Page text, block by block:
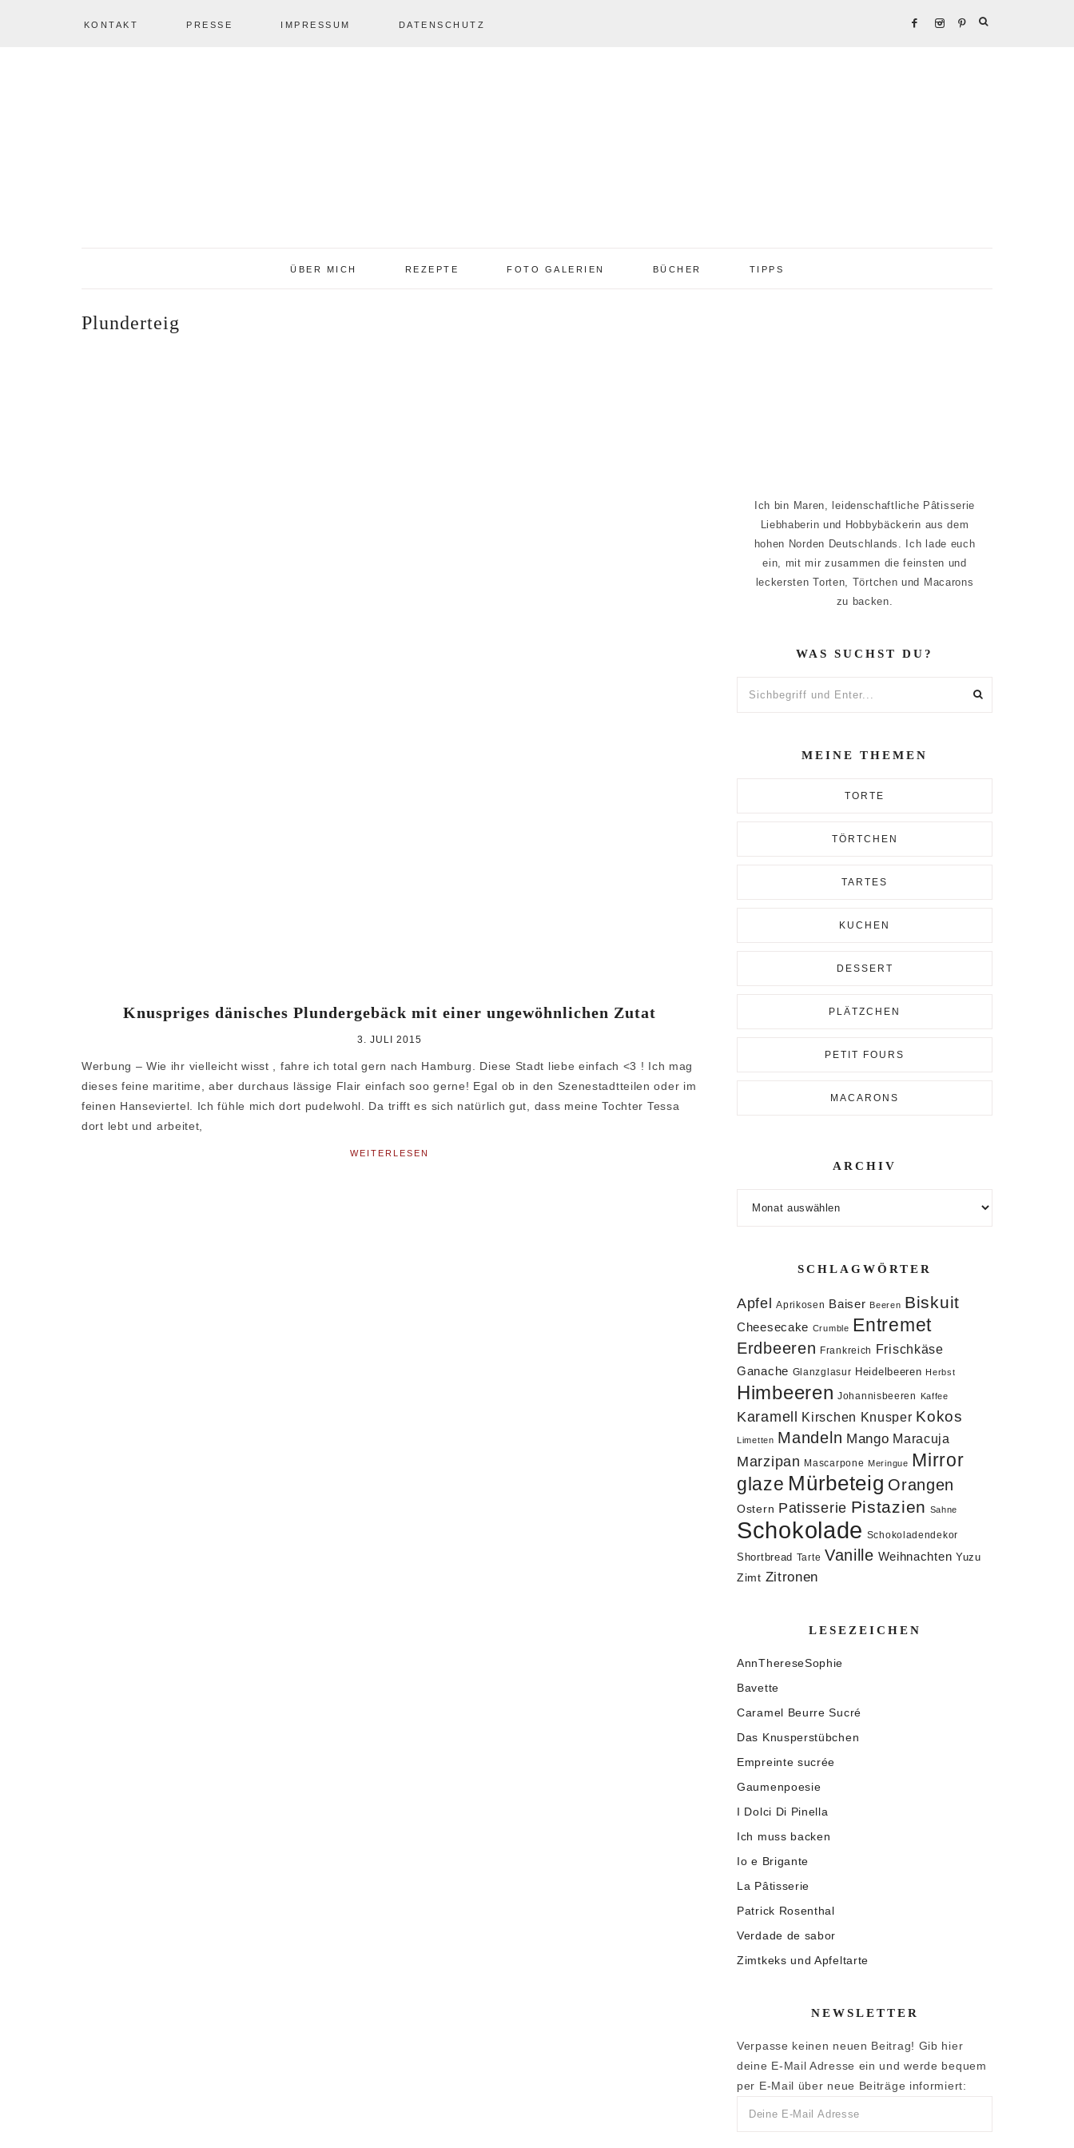
KONTAKT PRESSE IMPRESSUM DATENSCHUTZ
ÜBER MICH REZEPTE FOTO GALERIEN BÜCHER TIPPS
Plunderteig
Knuspriges dänisches Plundergebäck mit einer ungewöhnlichen Zutat
3. JULI 2015
Werbung – Wie ihr vielleicht wisst , fahre ich total gern nach Hamburg. Diese Stadt liebe einfach <3 ! Ich mag
dieses feine maritime, aber durchaus lässige Flair einfach soo gerne! Egal ob in den Szenestadtteilen oder im
feinen Hanseviertel. Ich fühle mich dort pudelwohl. Da trifft es sich natürlich gut, dass meine Tochter Tessa
dort lebt und arbeitet,
WEITERLESEN
Ich bin Maren, leidenschaftliche Pâtisserie
Liebhaberin und Hobbybäckerin aus dem
hohen Norden Deutschlands. Ich lade euch
ein, mit mir zusammen die feinsten und
leckersten Torten, Törtchen und Macarons
zu backen.
WAS SUCHST DU?
MEINE THEMEN
TORTE
TÖRTCHEN
TARTES
KUCHEN
DESSERT
PLÄTZCHEN
PETIT FOURS
MACARONS
ARCHIV
SCHLAGWÖRTER
Apfel Aprikosen Baiser Beeren Biskuit
Cheesecake Crumble Entremet
Erdbeeren Frankreich Frischkäse
Ganache Glanzglasur Heidelbeeren Herbst
Himbeeren Johannisbeeren Kaffee
Karamell Kirschen Knusper Kokos
Limetten Mandeln Mango Maracuja
Marzipan Mascarpone Meringue Mirror
glaze Mürbeteig Orangen
Ostern Patisserie Pistazien Sahne
Schokolade Schokoladendekor
Shortbread Tarte Vanille Weihnachten Yuzu
Zimt Zitronen
LESEZEICHEN
AnnThereseSophie
Bavette
Caramel Beurre Sucré
Das Knusperstübchen
Empreinte sucrée
Gaumenpoesie
I Dolci Di Pinella
Ich muss backen
Io e Brigante
La Pâtisserie
Patrick Rosenthal
Verdade de sabor
Zimtkeks und Apfeltarte
NEWSLETTER
Verpasse keinen neuen Beitrag! Gib hier
deine E-Mail Adresse ein und werde bequem
per E-Mail über neue Beiträge informiert: